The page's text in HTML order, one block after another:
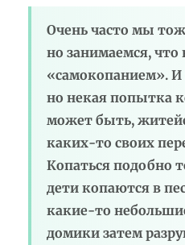
Очень часто мы
но занимаемся, что
«самокопанием». И
но некая попытка
может быть,
каких-то своих
Копаться подобно
дети копаются в
какие-то
домики затем